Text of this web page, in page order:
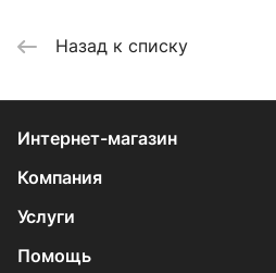
Назад к списку
Интернет-магазин
Компания
Услуги
Помощь